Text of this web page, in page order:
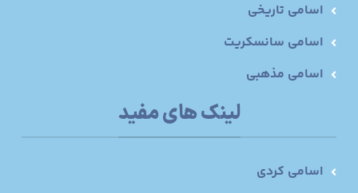
اسامی تاریخی
اسامی سانسکریت
اسامی مذهبی
لینک های مفید
اسامی کردی